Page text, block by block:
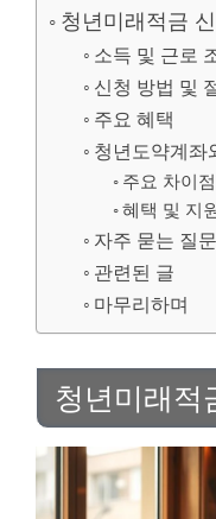
청년미래적금
소득 및 근로
신청 방법 및
주요 혜택
청년도약계좌
주요 차이점
혜택 및 지
자주 묻는 질
관련된 글
마무리하며
청년미래적